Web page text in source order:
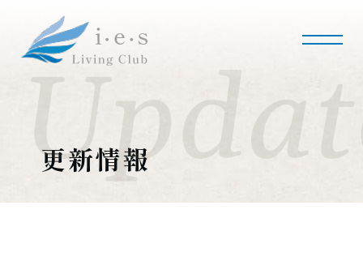
更新情報
i・e・sリビング倶楽部について
会社概要
施工事例・実績
マンションリノベーション